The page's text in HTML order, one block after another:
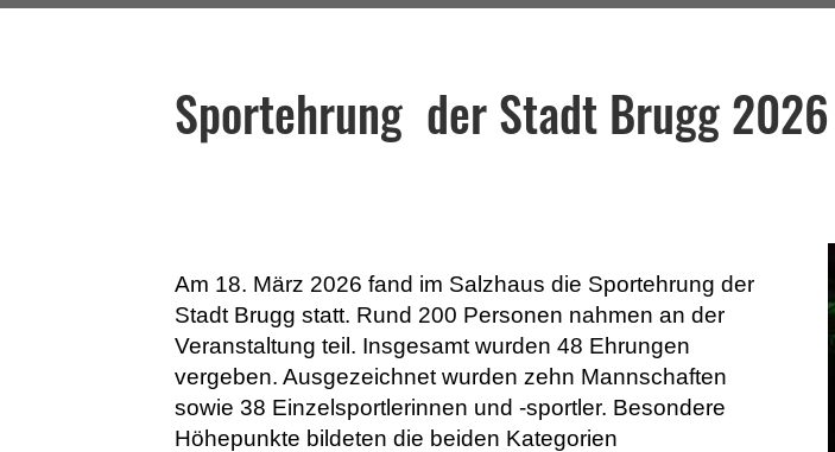
Sportehrung der Stadt Brugg 2026
Am 18. März 2026 fand im Salzhaus die Sportehrung der
Stadt Brugg statt. Rund 200 Personen nahmen an der
Veranstaltung teil. Insgesamt wurden 48 Ehrungen
vergeben. Ausgezeichnet wurden zehn Mannschaften
sowie 38 Einzelsportlerinnen und -sportler. Besondere
Höhepunkte bildeten die beiden Kategorien